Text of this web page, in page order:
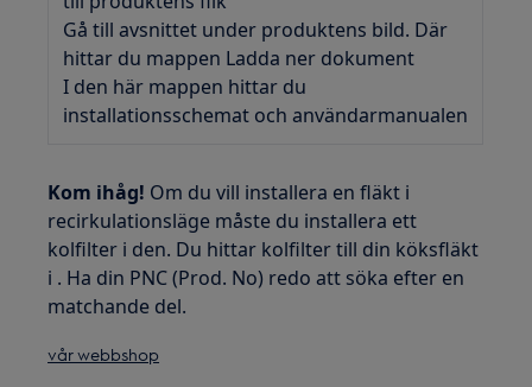
Gå till avsnittet under produktens bild. Där
hittar du mappen Ladda ner dokument
I den här mappen hittar du
installationsschemat och användarmanualen
Kom ihåg! Om du vill installera en fläkt i
recirkulationsläge måste du installera ett
kolfilter i den. Du hittar kolfilter till din köksfläkt
i . Ha din PNC (Prod. No) redo att söka efter en
matchande del.
vår webbshop